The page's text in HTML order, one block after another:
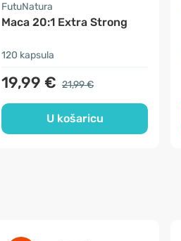
FutuNatura
Maca 20:1 Extra Strong
120 kapsula
19,99 € 21,99 €
U košaricu